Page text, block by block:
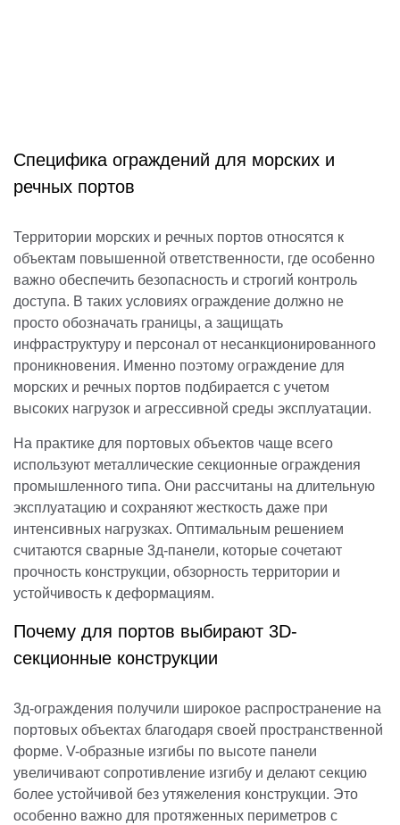
Специфика ограждений для морских и
речных портов
Территории морских и речных портов относятся к
объектам повышенной ответственности, где особенно
важно обеспечить безопасность и строгий контроль
доступа. В таких условиях ограждение должно не
просто обозначать границы, а защищать
инфраструктуру и персонал от несанкционированного
проникновения. Именно поэтому ограждение для
морских и речных портов подбирается с учетом
высоких нагрузок и агрессивной среды эксплуатации.
На практике для портовых объектов чаще всего
используют металлические секционные ограждения
промышленного типа. Они рассчитаны на длительную
эксплуатацию и сохраняют жесткость даже при
интенсивных нагрузках. Оптимальным решением
считаются сварные 3д-панели, которые сочетают
прочность конструкции, обзорность территории и
устойчивость к деформациям.
Почему для портов выбирают 3D-
секционные конструкции
3д-ограждения получили широкое распространение на
портовых объектах благодаря своей пространственной
форме. V-образные изгибы по высоте панели
увеличивают сопротивление изгибу и делают секцию
более устойчивой без утяжеления конструкции. Это
особенно важно для протяженных периметров с